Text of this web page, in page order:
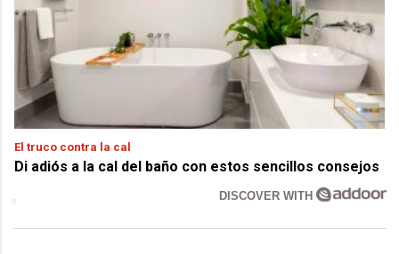
El truco contra la cal
Di adiós a la cal del baño con estos sencillos consejos
DISCOVER WITH